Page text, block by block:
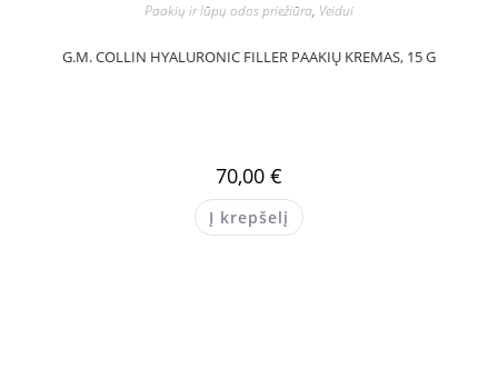
Paakių ir lūpų odos priežiūra, Veidui
G.M. COLLIN HYALURONIC FILLER PAAKIŲ KREMAS, 15 G
70,00 €
Į krepšelį